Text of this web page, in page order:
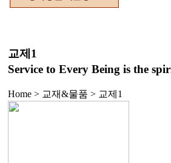
교제1
Service to Every Being is the
Home > 교재&물품 > 교제1